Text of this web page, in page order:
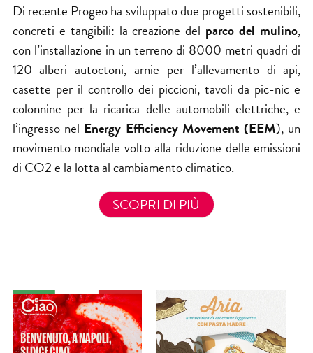
Di recente Progeo ha sviluppato due progetti sostenibili,
concreti e tangibili: la creazione del parco del mulino,
con l’installazione in un terreno di 8000 metri quadri di
120 alberi autoctoni, arnie per l’allevamento di api,
casette per il controllo dei piccioni, tavoli da pic-nic e
colonnine per la ricarica delle automobili elettriche, e
l’ingresso nel Energy Efficiency Movement (EEM), un
movimento mondiale volto alla riduzione delle emissioni
di CO2 e la lotta al cambiamento climatico.
SCOPRI DI PIÙ